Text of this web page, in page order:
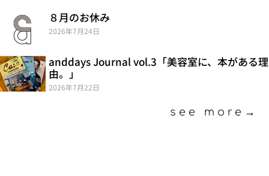
８月のお休み
2026年7月24日
anddays Journal vol.3「美容室に、本がある理
由。」
2026年7月22日
see more→